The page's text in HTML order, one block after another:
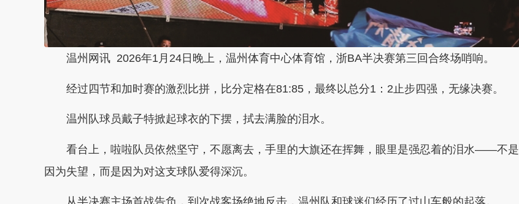
温州网讯 2026年1月24日晚上，温州体育中心体育馆，浙BA半决赛第三回合终场哨响。
经过四节和加时赛的激烈比拼，比分定格在81:85，最终以总分1：2止步四强，无缘决赛。
温州队球员戴子特掀起球衣的下摆，拭去满脸的泪水。
看台上，啦啦队员依然坚守，不愿离去，手里的大旗还在挥舞，眼里是强忍着的泪水——不是
因为失望，而是因为对这支球队爱得深沉。